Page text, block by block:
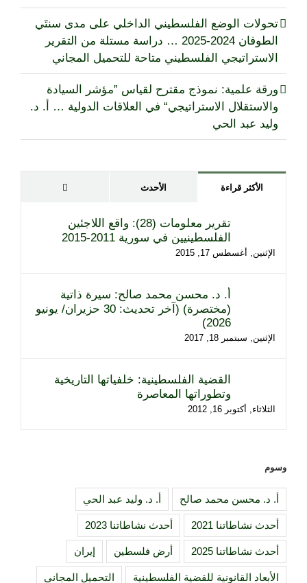
تحولات الوضع الفلسطيني الداخلي على مدى سنتَي
الطوفان 2024-2025 … دراسة مستلة من التقرير
الاستراتيجي الفلسطيني متاحة للتحميل المجاني
ورقة علمية: نموذج مقترح لقياس ”مؤشر السيادة
والاستقلال الاستراتيجي“ في العلاقات الدولية … أ. د.
وليد عبد الحي
الأكثر قراءة الأحدث
تقرير معلومات (28): واقع اللاجئين
الفلسطينيين في سورية 2011-2015
الإثنين, أغسطس 17, 2015
أ. د. محسن محمد صالح: سيرة ذاتية
(مختصرة) (آخر تحديث: 30 حزيران/ يونيو
2026)
الإثنين, سبتمبر 18, 2017
القضية الفلسطينية: خلفياتها التاريخية
وتطوراتها المعاصرة
الثلاثاء, أكتوبر 16, 2012
وسوم
أ. د. محسن محمد صالح أ. د. وليد عبد الحي
أحدث نشاطاتنا 2021 أحدث نشاطاتنا 2023
أحدث نشاطاتنا 2025 أرض فلسطين إيران
الأبعاد القانونية للقضية الفلسطينية التحميل المجاني